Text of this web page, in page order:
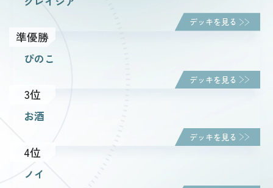
ルール・Q&A
ショップ
デッキを見る
準優勝
ぴのこ
デッキを見る
3位
お酒
デッキを見る
4位
ノイ